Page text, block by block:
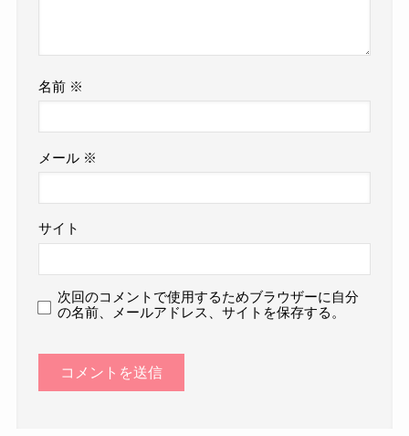
名前 ※
メール ※
サイト
次回のコメントで使用するためブラウザーに自分
の名前、メールアドレス、サイトを保存する。